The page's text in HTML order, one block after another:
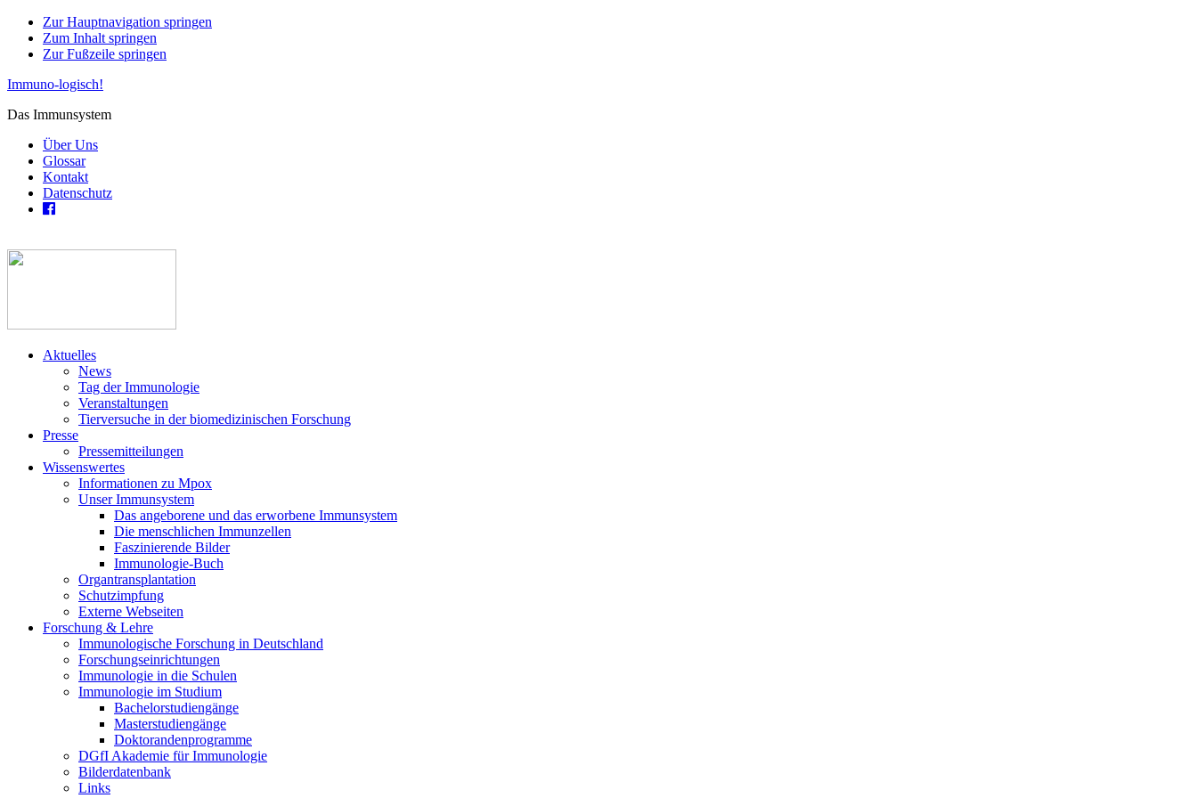
Zur Hauptnavigation springen
Zum Inhalt springen
Zur Fußzeile springen
Immuno-logisch!
Das Immunsystem
Über Uns
Glossar
Kontakt
Datenschutz
Aktuelles
News
Tag der Immunologie
Veranstaltungen
Tierversuche in der biomedizinischen Forschung
Presse
Pressemitteilungen
Wissenswertes
Informationen zu Mpox
Unser Immunsystem
Das angeborene und das erworbene Immunsystem
Die menschlichen Immunzellen
Faszinierende Bilder
Immunologie-Buch
Organtransplantation
Schutzimpfung
Externe Webseiten
Forschung & Lehre
Immunologische Forschung in Deutschland
Forschungseinrichtungen
Immunologie in die Schulen
Immunologie im Studium
Bachelorstudiengänge
Masterstudiengänge
Doktorandenprogramme
DGfI Akademie für Immunologie
Bilderdatenbank
Links